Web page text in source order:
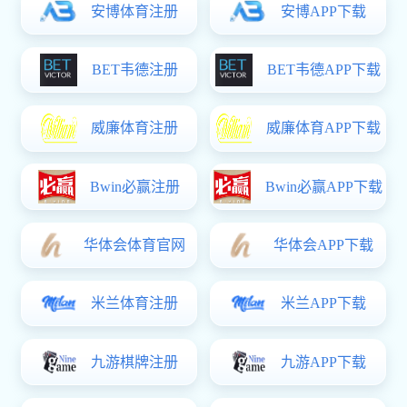
的进攻端瞬间变得星光熠熠，但也带来了
关于战术平衡与体能分配的深层拷问。
从战术层面来看，苏亚雷斯首秀迈阿密国
际悬念再起的核心，在于他如何适应这支
球队现有的体系。迈阿密国际目前拥有一
条堪称豪华的中前场阵容，梅西作为绝对
核心，习惯于回撤拿球并利用鬼魅般的跑
动撕开空间。布斯克茨则在中场扮演节拍
器的角色，负责掌控比赛节奏。苏亚雷斯
的到来，理论上可以为梅西提供一个更具
威胁的终结点。这位乌拉圭射手的跑位极
具欺骗性，他总能在最恰当的时机出现在
最危险的位置上，用简洁而致命的一击完
成破门。他与梅西之间那种基于多年培养
出的默契，是任何战术板都无法描绘的财
富。但是，现代足球的节奏要求全队进行
高强度的压迫与反抢。苏亚雷斯已经不是